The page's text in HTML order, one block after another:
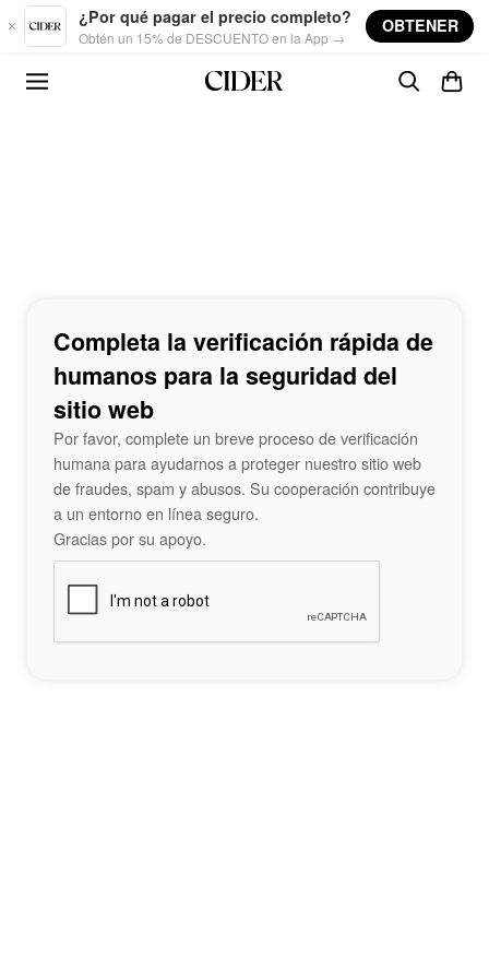
Skip to main content
¿Por qué pagar el precio completo?
Obtén un 15% de DESCUENTO en la App →
OBTENER
Completa la verificación rápida de
humanos para la seguridad del
sitio web
Por favor, complete un breve proceso de verificación
humana para ayudarnos a proteger nuestro sitio web
de fraudes, spam y abusos. Su cooperación contribuye
a un entorno en línea seguro.
Gracias por su apoyo.